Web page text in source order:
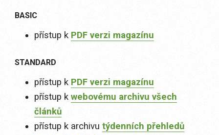
BASIC
přístup k PDF verzi magazínu
STANDARD
přístup k PDF verzi magazínu
přístup k webovému archivu všech
článků
přístup k archivu týdenních přehledů